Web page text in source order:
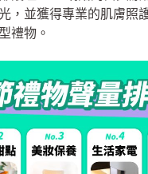
，並獲得專業的肌膚照
禮物。